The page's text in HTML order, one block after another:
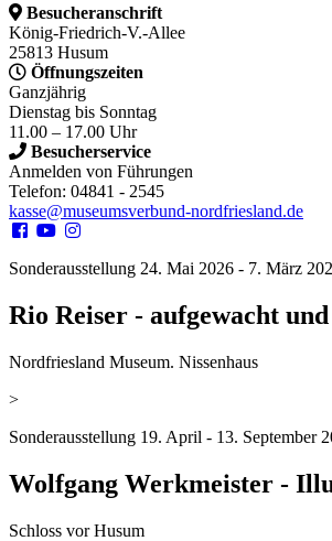
Besucheranschrift
König-Friedrich-V.-Allee
25813 Husum
Öffnungszeiten
Ganzjährig
Dienstag bis Sonntag
11.00 – 17.00 Uhr
Besucherservice
Anmelden von Führungen
Telefon: 04841 - 2545
kasse@museumsverbund-nordfriesland.de
Sonderausstellung 24. Mai 2026 - 7. März
Rio Reiser - aufgewacht
Nordfriesland Museum. Nissenhaus
>
Sonderausstellung 19. April - 13. September
Wolfgang Werkmeister -
Schloss vor Husum